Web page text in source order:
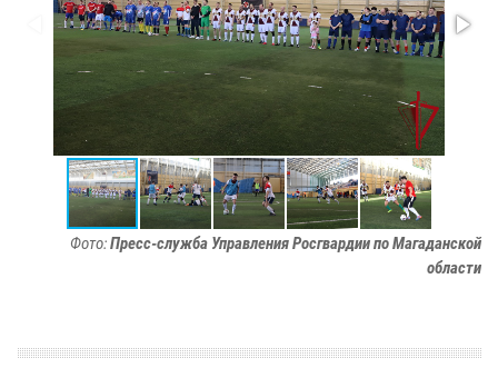
Фото:Пресс-служба Управления Росгвардии по Магаданской
области